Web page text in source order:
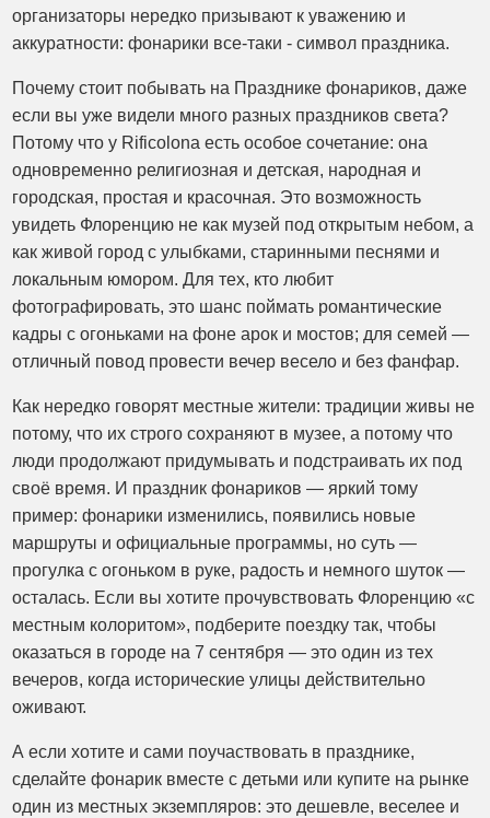
организаторы нередко призывают к уважению и
аккуратности: фонарики все-таки - символ праздника.
Почему стоит побывать на Празднике фонариков, даже
если вы уже видели много разных праздников света?
Потому что у Rificolona есть особое сочетание: она
одновременно религиозная и детская, народная и
городская, простая и красочная. Это возможность
увидеть Флоренцию не как музей под открытым небом, а
как живой город с улыбками, старинными песнями и
локальным юмором. Для тех, кто любит
фотографировать, это шанс поймать романтические
кадры с огоньками на фоне арок и мостов; для семей —
отличный повод провести вечер весело и без фанфар.
Как нередко говорят местные жители: традиции живы не
потому, что их строго сохраняют в музее, а потому что
люди продолжают придумывать и подстраивать их под
своё время. И праздник фонариков — яркий тому
пример: фонарики изменились, появились новые
маршруты и официальные программы, но суть —
прогулка с огоньком в руке, радость и немного шуток —
осталась. Если вы хотите прочувствовать Флоренцию «с
местным колоритом», подберите поездку так, чтобы
оказаться в городе на 7 сентября — это один из тех
вечеров, когда исторические улицы действительно
оживают.
А если хотите и сами поучаствовать в празднике,
сделайте фонарик вместе с детьми или купите на рынке
один из местных экземпляров: это дешевле, веселее и